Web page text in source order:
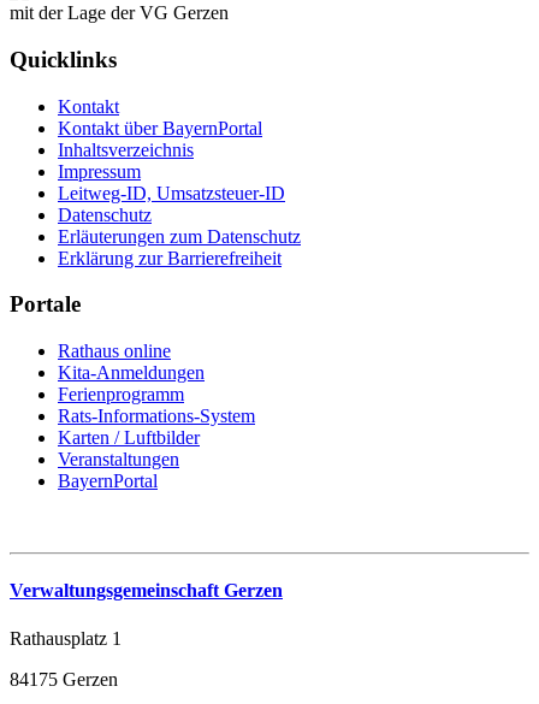
Quicklinks
Kontakt
Kontakt über BayernPortal
Inhaltsverzeichnis
Impressum
Leitweg-ID, Umsatzsteuer-ID
Datenschutz
Erläuterungen zum Datenschutz
Erklärung zur Barrierefreiheit
Portale
Rathaus online
Kita-Anmeldungen
Ferienprogramm
Rats-Informations-System
Karten / Luftbilder
Veranstaltungen
BayernPortal
Verwaltungsgemeinschaft Gerzen
Rathausplatz 1
84175 Gerzen